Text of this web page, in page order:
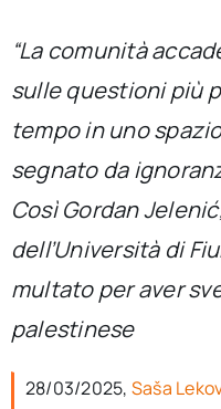
Sezioni
Chi siamo
Cerca
per:
Newsletter
“La comunità
sulle questioni più
tempo in uno
segnato da
Così Gordan
dell’Università di
multato per aver
palestinese
28/03/2025, Saša